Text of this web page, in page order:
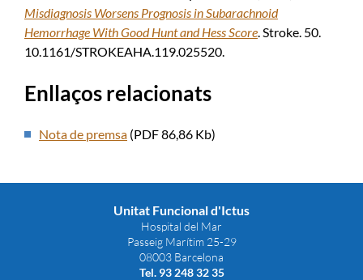
Misdiagnosis Worsens Prognosis in Subarachnoid
Hemorrhage With Good Hunt and Hess Score. Stroke. 50.
10.1161/STROKEAHA.119.025520.
Enllaços relacionats
Nota de premsa (PDF 86,86 Kb)
Unitat Funcional d'Ictus
Hospital del Mar
Passeig Marítim 25-29
08003 Barcelona
Tel. 93 248 32 35